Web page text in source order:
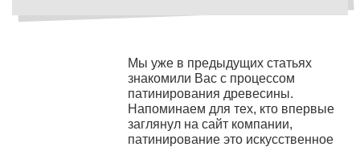
Мы уже в предыдущих статьях
знакомили Вас с процессом
патинирования древесины.
Напоминаем для тех, кто впервые
заглянул на сайт компании,
патинирование это искусственное